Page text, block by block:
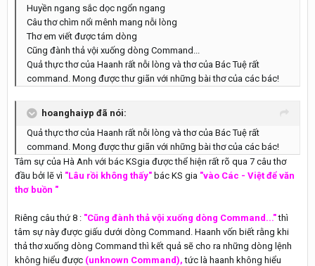
Huyền ngang sắc dọc ngổn ngang
Câu thơ chìm nổi mênh mang nỗi lòng
Thơ em viết được tám dòng
Cũng đành thả vội xuống dòng Command...
Quả thực thơ của Haanh rất nỗi lòng và thơ của Bác Tuệ rất
command. Mong được thư giãn với những bài thơ của các bác!
hoanghaiyp đã nói:
Quả thực thơ của Haanh rất nỗi lòng và thơ của Bác Tuệ rất
command. Mong được thư giãn với những bài thơ của các bác!
Tâm sự của Hà Anh với bác KSgia được thể hiện rất rõ qua 7 câu thơ
đầu bởi lẽ vì "Lâu rồi không thấy" bác KS gia "vào Các - Việt để văn
thơ buồn "
Riêng câu thứ 8 : "Cũng đành thả vội xuống dòng Command..."thì
tâm sự này được giấu dưới dòng Command. Haanh vốn biết rằng khi
thả thơ xuống dòng Command thì kết quả sẽ cho ra những dòng lệnh
không hiểu được (unknown Command),tức là haanh không hiểu